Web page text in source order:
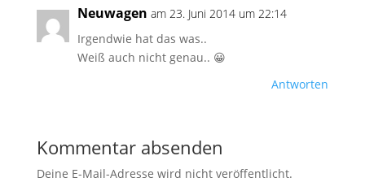
Neuwagen am 23. Juni 2014 um 22:14
Irgendwie hat das was..
Weiß auch nicht genau.. 😀
Antworten
Kommentar absenden
Deine E-Mail-Adresse wird nicht veröffentlicht.